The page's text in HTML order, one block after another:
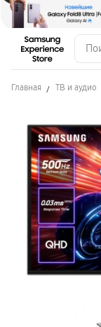
Главная ТВ и аудио